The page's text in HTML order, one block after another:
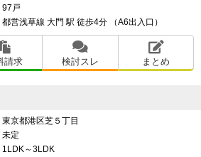
97戸
都営浅草線 大門 駅 徒歩4分 （A6出入口）
請求 検討スレ まとめ
東京都港区芝５丁目
未定
1LDK～3LDK